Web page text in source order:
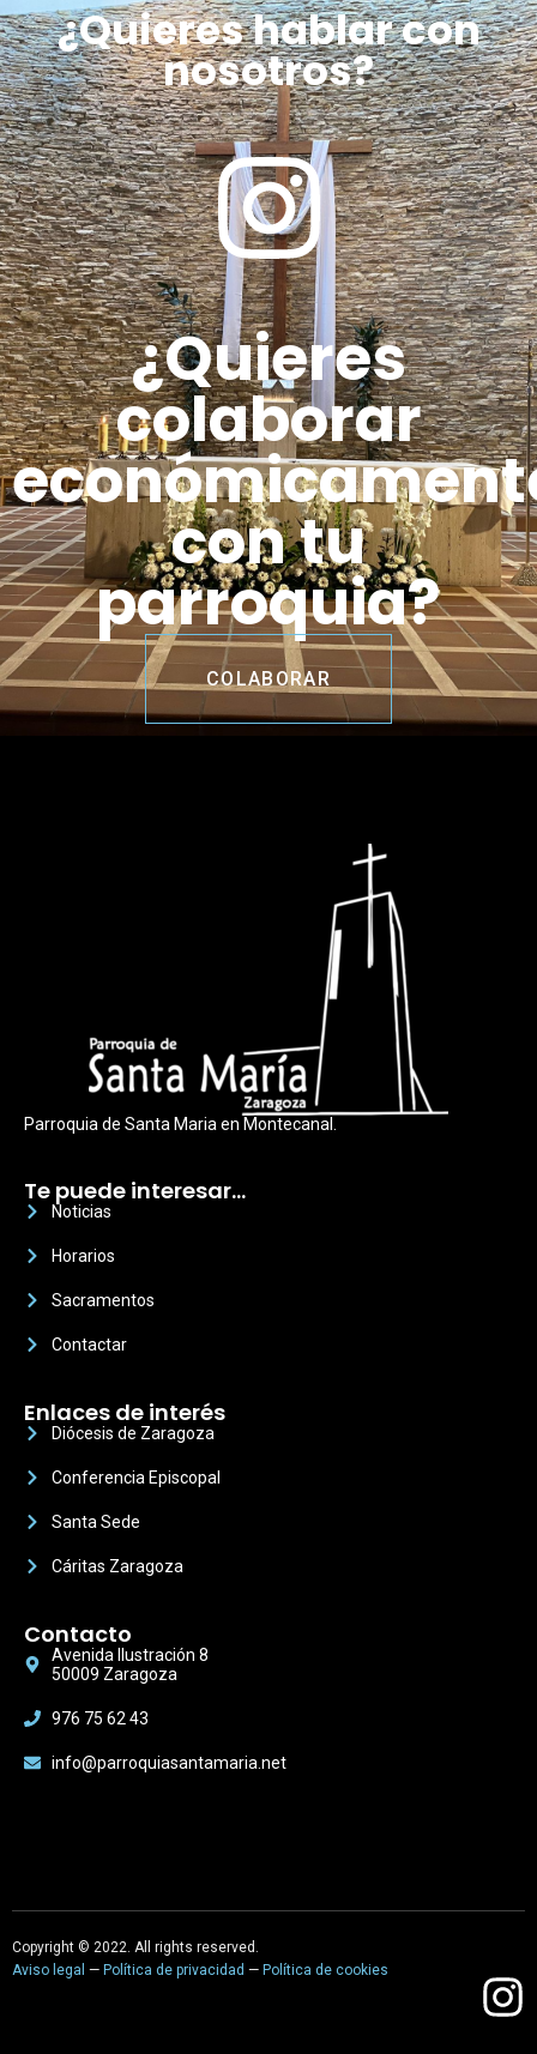
¿Quieres hablar con
nosotros?
¿Quieres
colaborar
con tu
parroquia?
COLABORAR
Parroquia de Santa Maria en Montecanal.
Te puede interesar…
Noticias
Horarios
Sacramentos
Contactar
Enlaces de interés
Diócesis de Zaragoza
Conferencia Episcopal
Santa Sede
Cáritas Zaragoza
Contacto
Avenida Ilustración 8
50009 Zaragoza
976 75 62 43
info@parroquiasantamaria.net
Copyright © 2022. All rights reserved.
Aviso legal — Política de privacidad — Política de cookies